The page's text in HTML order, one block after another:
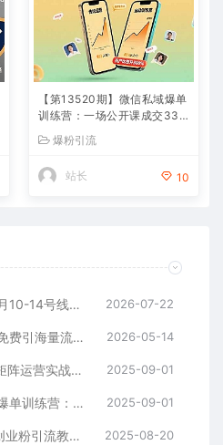
【第13520期】微信私域爆单
训练营：一场公开课成交33
变现术
爆粉引流
站长 10
2026AI短视频获客实操6月10-14号线下营，解决视频没流量无客户难题，全套脚本模板实现流量变现 2026-07-22
不用懂技术！幽灵页面：免费引海量流量，匿名做细分领域头部 2026-05-14
【第13521期】三大平台矩阵运营实战：掌握月引流10000+线索的矩阵打法与平台合规策略 2025-09-01
【第13520期】微信私域爆单训练营：一场公开课成交33单案例，99元自动训练营批量变现术 2025-09-01
【第13434期】B站精品创业粉引流教程，团队亲测有效全套引流技术 2025-08-20